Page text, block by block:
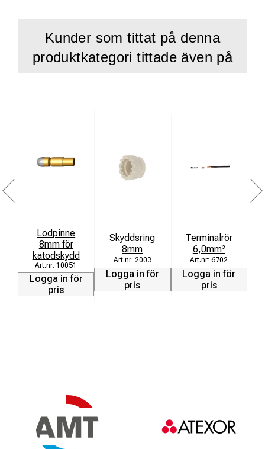
Driftstemperatur -0°C till +40°C
Nätström 100-240VAC/50-60Hz
Kunder som tittat på denna
produktkategori tittade även på
Lodpinne
8mm för
katodskydd
10051
Logga in för
pris
Skyddsring
8mm
2003
Logga in för
pris
Terminalrör
6,0mm²
6702
Logga in för
pris